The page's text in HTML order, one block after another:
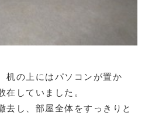
机の上にはパソコンが置か
在していました。
去し、部屋全体をすっきりと